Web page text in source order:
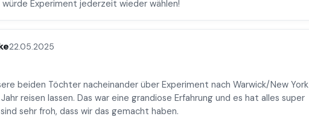
würde Experiment jederzeit wieder wählen!
22.05.2025
beiden Töchter nacheinander über Experiment nach Warwick/New York
reisen lassen. Das war eine grandiose Erfahrung und es hat alles super
sehr froh, dass wir das gemacht haben.